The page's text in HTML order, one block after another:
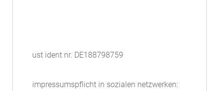
ust ident nr. DE188798759
impressumspflicht in sozialen netzwerken: